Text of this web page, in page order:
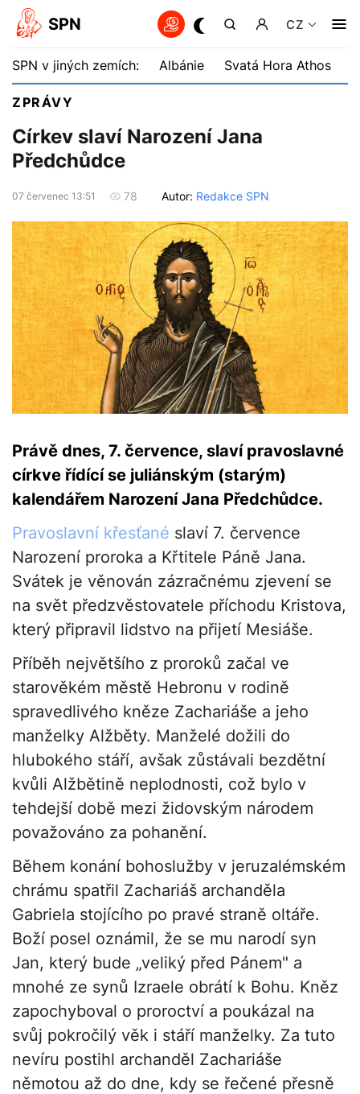
SPN CZ
SPN v jiných zemích: Albánie Svatá Hora Athos
ZPRÁVY
Církev slaví Narození Jana
Předchůdce
07 červenec 13:51 78 Autor: Redakce SPN
Právě dnes, 7. července, slaví pravoslavné
církve řídící se juliánským (starým)
kalendářem Narození Jana Předchůdce.
Pravoslavní křesťané slaví 7. července
Narození proroka a Křtitele Páně Jana.
Svátek je věnován zázračnému zjevení se
na svět předzvěstovatele příchodu Kristova,
který připravil lidstvo na přijetí Mesiáše.
Příběh největšího z proroků začal ve
starověkém městě Hebronu v rodině
spravedlivého kněze Zachariáše a jeho
manželky Alžběty. Manželé dožili do
hlubokého stáří, avšak zůstávali bezdětní
kvůli Alžbětině neplodnosti, což bylo v
tehdejší době mezi židovským národem
považováno za pohanění.
Během konání bohoslužby v jeruzalémském
chrámu spatřil Zachariáš archanděla
Gabriela stojícího po pravé straně oltáře.
Boží posel oznámil, že se mu narodí syn
Jan, který bude „veliký před Pánem" a
mnohé ze synů Izraele obrátí k Bohu. Kněz
zapochyboval o proroctví a poukázal na
svůj pokročilý věk i stáří manželky. Za tuto
nevíru postihl archanděl Zachariáše
němotou až do dne, kdy se řečené přesně